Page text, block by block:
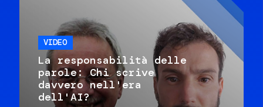
VIDEO
La responsabilità delle
parole: Chi scrive
davvero nell'era
dell'AI?